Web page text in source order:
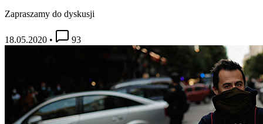
Zapraszamy do dyskusji
18.05.2020 • 93